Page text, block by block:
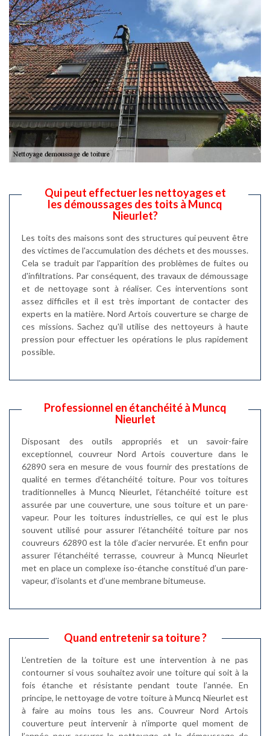
Qui peut effectuer les nettoyages et
les démoussages des toits à Muncq
Nieurlet?
Les toits des maisons sont des structures qui peuvent être
des victimes de l'accumulation des déchets et des mousses.
Cela se traduit par l'apparition des problèmes de fuites ou
d'infiltrations. Par conséquent, des travaux de démoussage
et de nettoyage sont à réaliser. Ces interventions sont
assez difficiles et il est très important de contacter des
experts en la matière. Nord Artois couverture se charge de
ces missions. Sachez qu'il utilise des nettoyeurs à haute
pression pour effectuer les opérations le plus rapidement
possible.
Professionnel en étanchéité à Muncq
Nieurlet
Disposant des outils appropriés et un savoir-faire
exceptionnel, couvreur Nord Artois couverture dans le
62890 sera en mesure de vous fournir des prestations de
qualité en termes d’étanchéité toiture. Pour vos toitures
traditionnelles à Muncq Nieurlet, l’étanchéité toiture est
assurée par une couverture, une sous toiture et un pare-
vapeur. Pour les toitures industrielles, ce qui est le plus
souvent utilisé pour assurer l’étanchéité toiture par nos
couvreurs 62890 est la tôle d’acier nervurée. Et enfin pour
assurer l’étanchéité terrasse, couvreur à Muncq Nieurlet
met en place un complexe iso-étanche constitué d’un pare-
vapeur, d’isolants et d’une membrane bitumeuse.
Quand entretenir sa toiture ?
L’entretien de la toiture est une intervention à ne pas
contourner si vous souhaitez avoir une toiture qui soit à la
fois étanche et résistante pendant toute l’année. En
principe, le nettoyage de votre toiture à Muncq Nieurlet est
à faire au moins tous les ans. Couvreur Nord Artois
couverture peut intervenir à n’importe quel moment de